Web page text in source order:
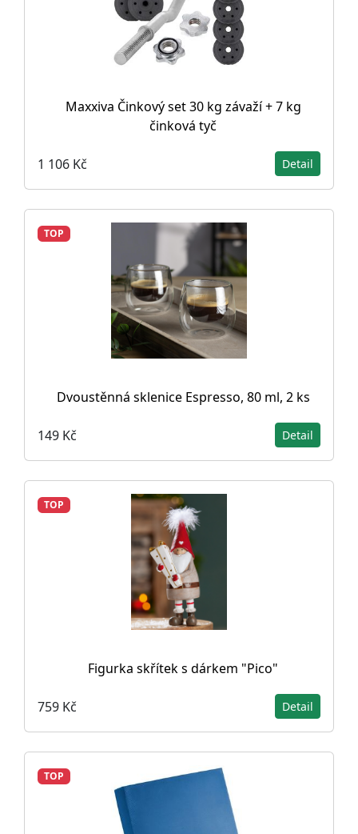
Maxxiva Činkový set 30 kg závaží + 7 kg
činková tyč
1 106 Kč Detail
TOP
Dvoustěnná sklenice Espresso, 80 ml, 2 ks
149 Kč Detail
TOP
Figurka skřítek s dárkem "Pico"
759 Kč Detail
TOP